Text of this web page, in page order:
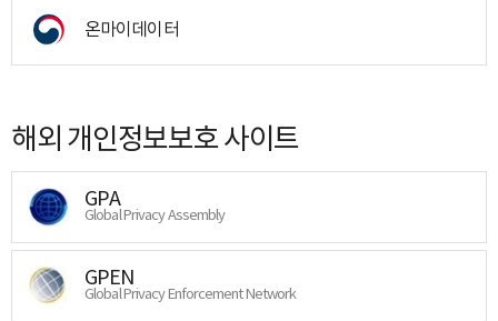
온마이데이터
해외 개인정보보호 사이트
GPA
Global Privacy Assembly
GPEN
Global Privacy Enforcement Network